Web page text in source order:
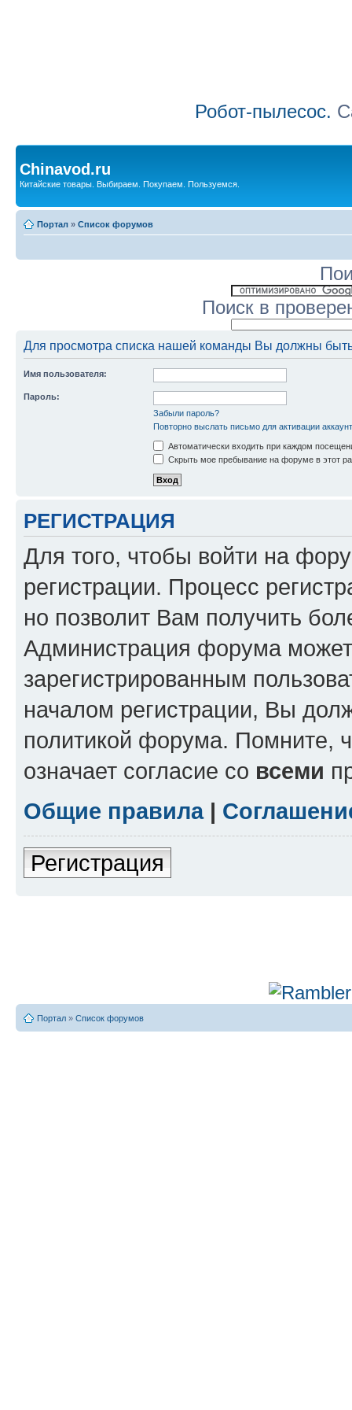
Робот-пылесос.
Chinavod.ru
Китайские товары. Выбираем. Покупаем. Пользуемся.
Портал » Список форумов
Поиск в
Для просмотра списка нашей команды Вы должны
Имя пользователя:
Пароль:
Забыли пароль?
Повторно выслать письмо для активации
Автоматически входить при каждом
Скрыть мое пребывание на форуме в этот
РЕГИСТРАЦИЯ
Для того, чтобы войти на
регистрации. Процесс
но позволит Вам получить
Администрация форума может
зарегистрированным
началом регистрации, Вы
политикой форума. Помните,
означает согласие со всеми
Общие правила|
Регистрация
Портал » Список форумов